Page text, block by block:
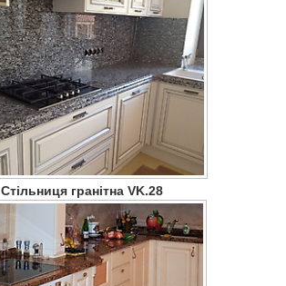
Стільниця гранітна VK.28